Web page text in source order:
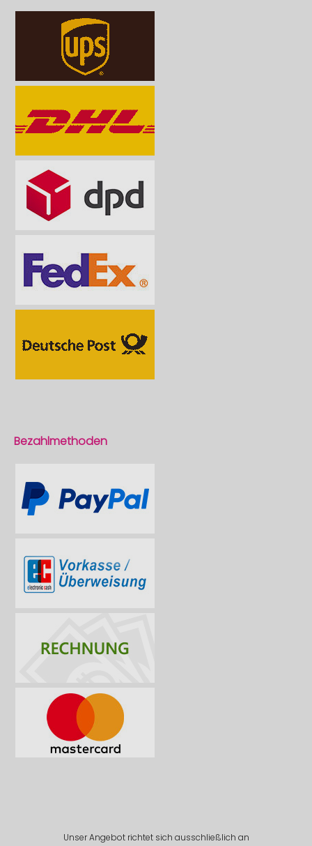
Bezahlmethoden
Unser Angebot richtet sich ausschließlich an